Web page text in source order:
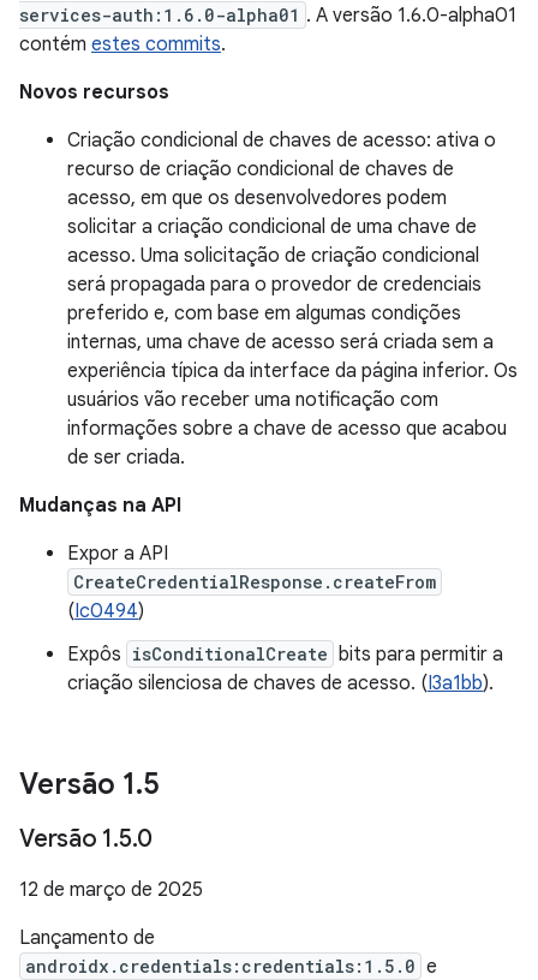
services-auth:1.6.0-alpha01 . A versão 1.6.0-alpha01
contém estes commits.
Novos recursos
Criação condicional de chaves de acesso: ativa o
recurso de criação condicional de chaves de
acesso, em que os desenvolvedores podem
solicitar a criação condicional de uma chave de
acesso. Uma solicitação de criação condicional
será propagada para o provedor de credenciais
preferido e, com base em algumas condições
internas, uma chave de acesso será criada sem a
experiência típica da interface da página inferior. Os
usuários vão receber uma notificação com
informações sobre a chave de acesso que acabou
de ser criada.
Mudanças na API
Expor a API
CreateCredentialResponse.createFrom
(Ic0494)
Expôs isConditionalCreate bits para permitir a
criação silenciosa de chaves de acesso. (I3a1bb).
Versão 1.5
Versão 1.5.0
12 de março de 2025
Lançamento de
androidx.credentials:credentials:1.5.0 e